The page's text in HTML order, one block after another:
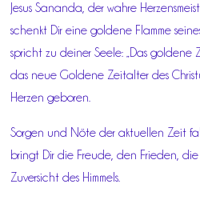
Jesus Sananda, der wahre
schenkt Dir eine goldene Flamme
spricht zu deiner Seele: „Das goldene
das neue Goldene Zeitalter des
Herzen geboren.
Sorgen und Nöte der aktuellen Zeit
bringt Dir die Freude, den Frieden,
Zuversicht des Himmels.